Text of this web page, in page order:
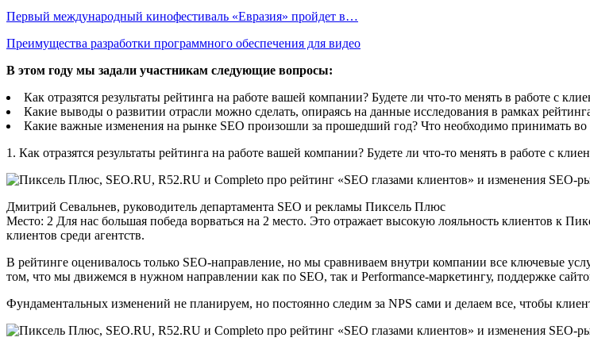
Первый международный кинофестиваль «Евразия» пройдет в…
Преимущества разработки программного обеспечения для видео
В этом году мы задали участникам следующие вопросы:
Как отразятся результаты рейтинга на работе вашей компании? Будете ли что-то менять в работе с
Какие выводы о развитии отрасли можно сделать, опираясь на данные исследования в рамках
Какие важные изменения на рынке SEO произошли за прошедший год? Что необходимо принимать во
1. Как отразятся результаты рейтинга на работе вашей компании? Будете ли что-то менять в работе с
Дмитрий Севальнев, руководитель департамента SEO и рекламы Пиксель Плюс
Место: 2 Для нас большая победа ворваться на 2 место. Это отражает высокую лояльность клиентов к
клиентов среди агентств.
В рейтинге оценивалось только SEO-направление, но мы сравниваем внутри компании все ключевые
том, что мы движемся в нужном направлении как по SEO, так и Performance-маркетингу, поддержке
Фундаментальных изменений не планируем, но постоянно следим за NPS сами и делаем все, чтобы